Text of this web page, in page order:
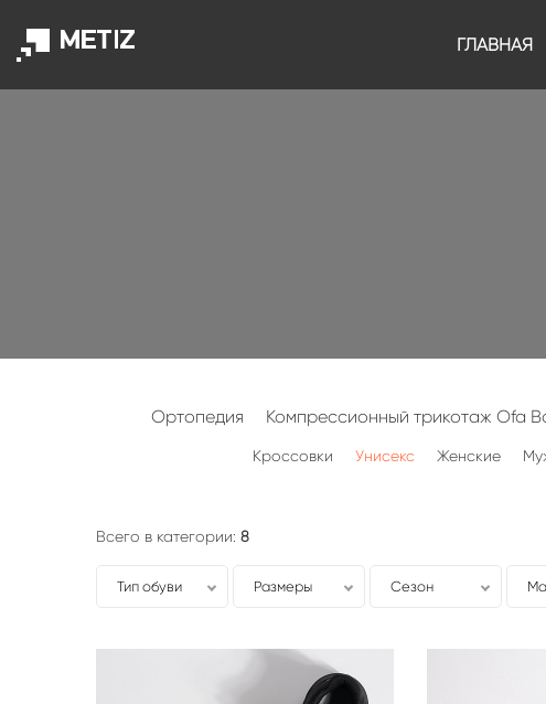
ГЛАВНАЯ
Ортопедия Компрессионный трикотаж Ofa
Кроссовки Унисекс Женские
Всего в категории: 8
Тип обуви Размеры Сезон